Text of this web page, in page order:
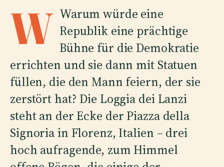
W Warum würde eine
Republik eine prächtige
Bühne für die Demokratie
errichten und sie dann mit Statuen
füllen, die den Mann feiern, der sie
zerstört hat? Die Loggia dei Lanzi
steht an der Ecke der Piazza della
Signoria in Florenz, Italien – drei
hoch aufragende, zum Himmel